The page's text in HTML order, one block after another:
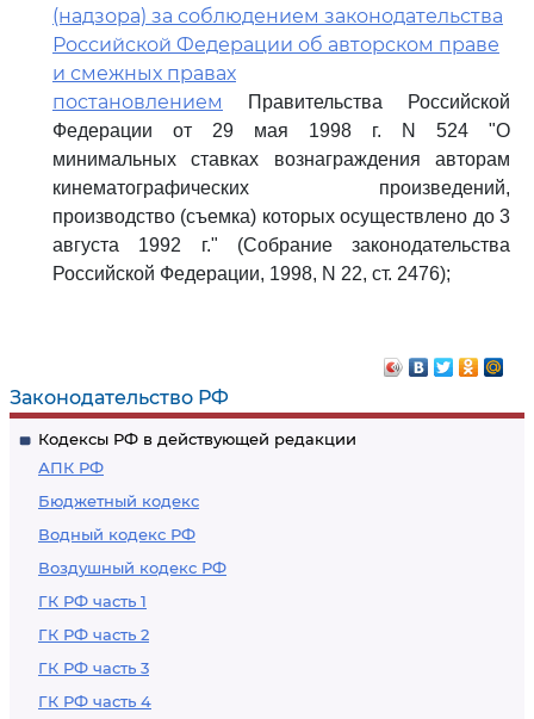
Законодательство РФ
Кодексы РФ в действующей редакции
АПК РФ
Бюджетный кодекс
Водный кодекс РФ
Воздушный кодекс РФ
ГК РФ часть 1
ГК РФ часть 2
ГК РФ часть 3
ГК РФ часть 4
(надзора) за соблюдением законодательства
Российской Федерации об авторском праве
и смежных правах
постановлением
Правительства Российской
Федерации от 29 мая 1998 г. N 524 "О
минимальных ставках вознаграждения авторам
кинематографических произведений,
производство (съемка) которых осуществлено до 3
августа 1992 г." (Собрание законодательства
Российской Федерации, 1998, N 22, ст. 2476);